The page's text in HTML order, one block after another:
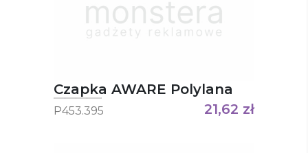
Czapka AWARE Polylana
P453.395 21,62 zł